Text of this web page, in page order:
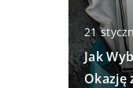
21
Jak
Okazję